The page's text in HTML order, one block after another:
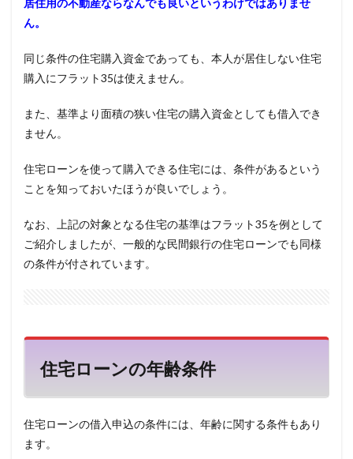
ん。
同じ条件の住宅購入資金であっても、本人が居住しない住宅
購入にフラット35は使えません。
また、基準より面積の狭い住宅の購入資金としても借入でき
ません。
住宅ローンを使って購入できる住宅には、条件があるという
ことを知っておいたほうが良いでしょう。
なお、上記の対象となる住宅の基準はフラット35を例として
ご紹介しましたが、一般的な民間銀行の住宅ローンでも同様
の条件が付されています。
住宅ローンの年齢条件
住宅ローンの借入申込の条件には、年齢に関する条件もあり
ます。